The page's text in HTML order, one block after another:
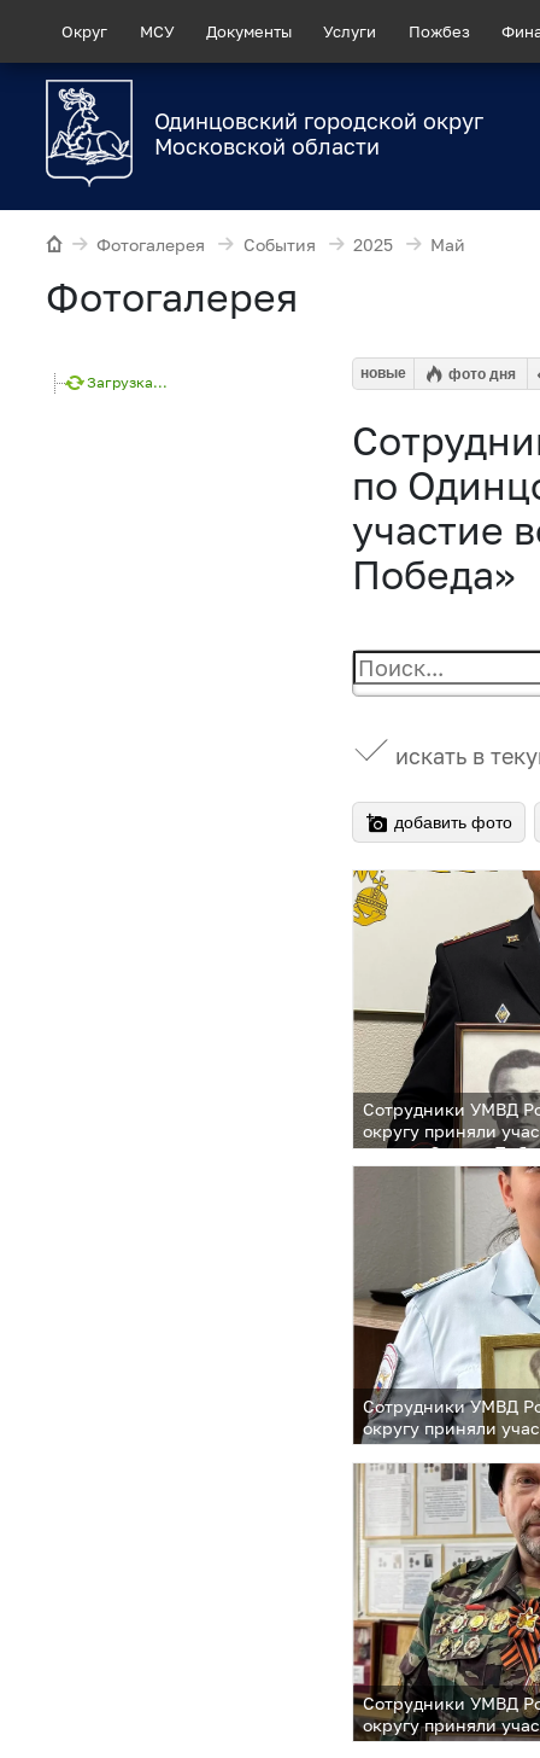
Округ МСУ Документы Услуги Пожбез
Одинцовский городской округ
Московской области
Фотогалерея События 2025 Май
Фотогалерея
Загрузка...
новые фото дня
по
участие
Победа»
искать в
добавить фото
Сотрудники УМВД
округу приняли
акции «С нами
Сотрудники УМВД
округу приняли
акции «С нами
Сотрудники УМВД
округу приняли
акции «С нами